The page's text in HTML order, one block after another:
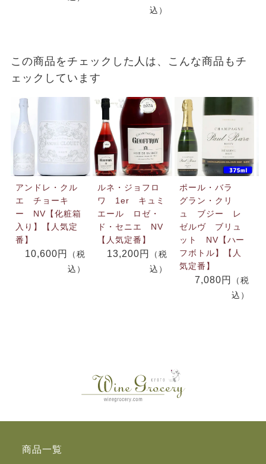
込）
この商品をチェックした人は、こんな商品もチ
ェックしています
アンドレ・クル
エ チョーキ
ー NV【化粧箱
入り】【人気定
番】
10,600円
（税
込）
ルネ・ジョフロ
ワ 1er キュミ
エール ロゼ・
ド・セニエ NV
【人気定番】
13,200円
（税
込）
ポール・バラ
グラン・クリ
ュ ブジー レ
ゼルヴ ブリュ
ット NV【ハー
フボトル】【人
気定番】
7,080円
（税
込）
商品一覧